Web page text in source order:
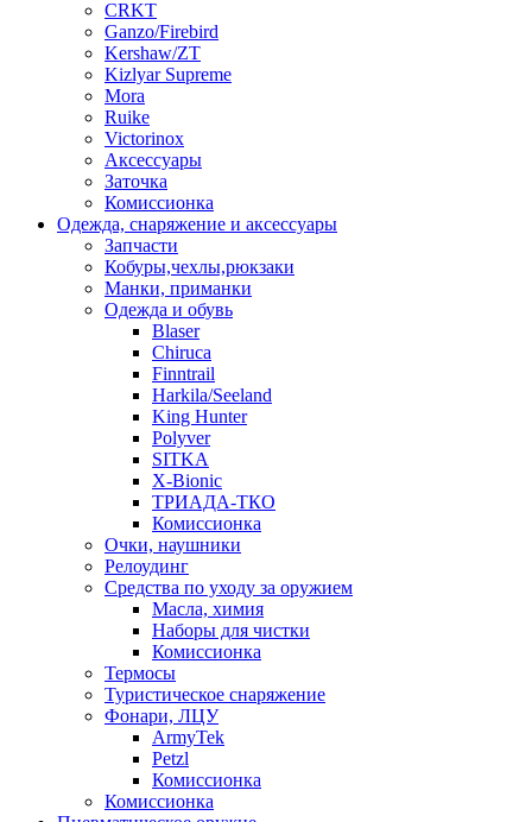
CRKT
Ganzo/Firebird
Kershaw/ZT
Kizlyar Supreme
Mora
Ruike
Victorinox
Аксессуары
Заточка
Комиссионка
Одежда, снаряжение и аксессуары
Запчасти
Кобуры,чехлы,рюкзаки
Манки, приманки
Одежда и обувь
Blaser
Chiruca
Finntrail
Harkila/Seeland
King Hunter
Polyver
SITKA
X-Bionic
ТРИАДА-ТКО
Комиссионка
Очки, наушники
Релоудинг
Средства по уходу за оружием
Масла, химия
Наборы для чистки
Комиссионка
Термосы
Туристическое снаряжение
Фонари, ЛЦУ
ArmyTek
Petzl
Комиссионка
Комиссионка